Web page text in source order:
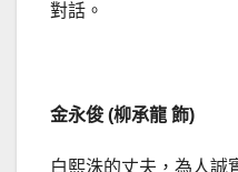
對話。
金永俊 (柳承龍 飾)
白熙洙的丈夫，為人誠